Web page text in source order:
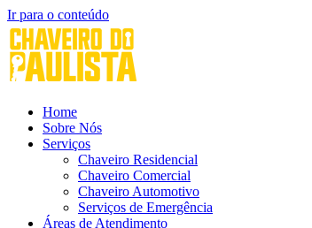
Ir para o conteúdo
Home
Sobre Nós
Serviços
Chaveiro Residencial
Chaveiro Comercial
Chaveiro Automotivo
Serviços de Emergência
Áreas de Atendimento